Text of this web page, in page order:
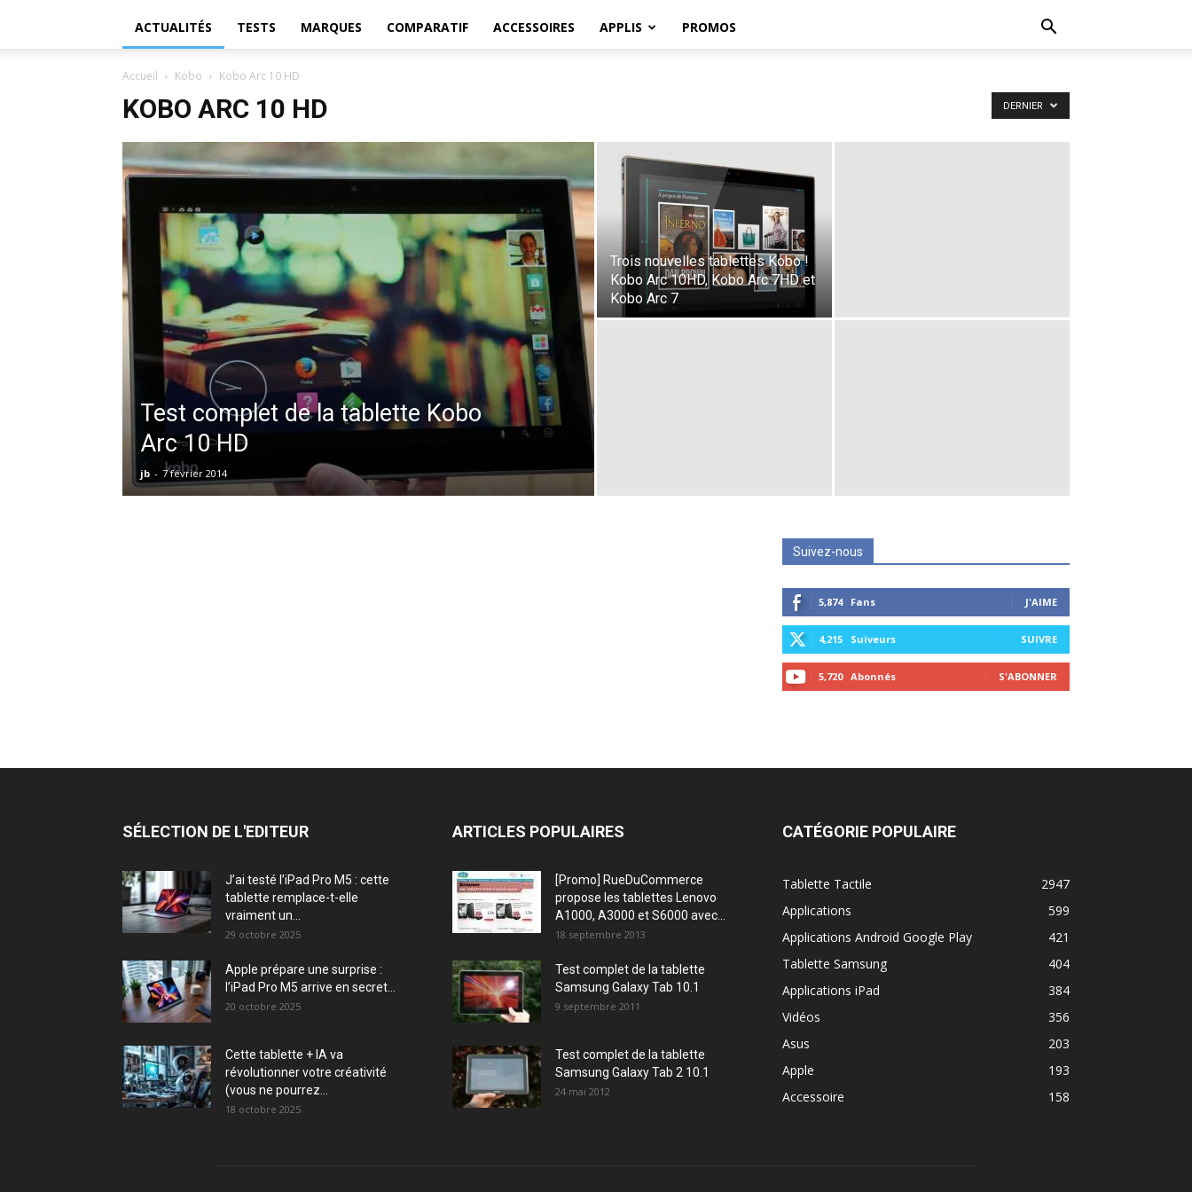
ACTUALITÉS TESTS MARQUES COMPARATIF ACCESSOIRES APPLIS PROMOS
Accueil Kobo Kobo Arc 10 HD
KOBO ARC 10 HD DERNIER
Test complet de la tablette Kobo
Arc 10 HD
jb - 7 février 2014
Trois nouvelles tablettes Kobo !
Kobo Arc 10HD, Kobo Arc 7HD et
Kobo Arc 7
Suivez-nous
5,874 Fans J'AIME
4,215 Suiveurs SUIVRE
5,720 Abonnés S'ABONNER
SÉLECTION DE L'EDITEUR
J’ai testé l’iPad Pro M5 : cette
tablette remplace-t-elle
vraiment un...
29 octobre 2025
Apple prépare une surprise :
l’iPad Pro M5 arrive en secret...
20 octobre 2025
Cette tablette + IA va
révolutionner votre créativité
(vous ne pourrez...
18 octobre 2025
ARTICLES POPULAIRES
[Promo] RueDuCommerce
propose les tablettes Lenovo
A1000, A3000 et S6000 avec...
18 septembre 2013
Test complet de la tablette
Samsung Galaxy Tab 10.1
9 septembre 2011
Test complet de la tablette
Samsung Galaxy Tab 2 10.1
24 mai 2012
CATÉGORIE POPULAIRE
Tablette Tactile
2947
Applications
599
Applications Android Google Play
421
Tablette Samsung
404
Applications iPad
384
Vidéos
356
Asus
203
Apple
193
Accessoire
158